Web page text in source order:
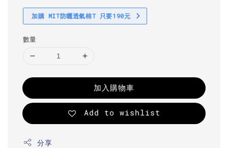
加購 MIT防曬透氣棉T 只要190元
數量
加入購物車
Add to wishlist
分享